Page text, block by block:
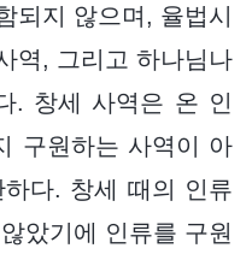
되지 않으며, 율법시
역, 그리고 하나님나
. 창세 사역은 온 인
구원하는 사역이 아
다. 창세 때의 인류
았기에 인류를 구원